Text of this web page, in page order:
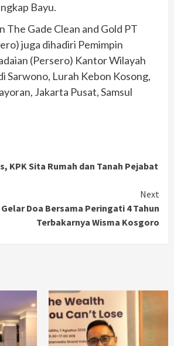
Bayu.
The Gade Clean and Gold PT
juga dihadiri Pemimpin
(Persero) Kantor Wilayah
Sarwono, Lurah Kebon Kosong,
Jakarta Pusat, Samsul
KPK Sita Rumah dan Tanah Pejabat
Next
Doa Bersama Peringati 4 Tahun
Terbakarnya Wisma Kosgoro